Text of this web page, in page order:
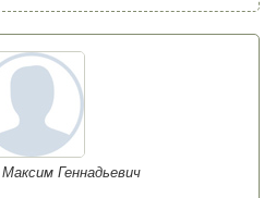
Геннадьевич